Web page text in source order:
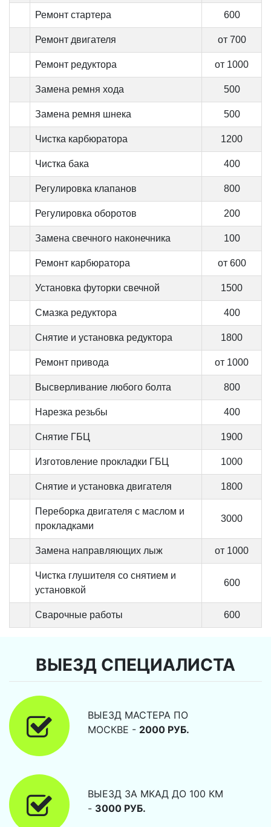
Ремонт стартера 600
Ремонт двигателя от 700
Ремонт редуктора от 1000
Замена ремня хода 500
Замена ремня шнека 500
Чистка карбюратора 1200
Чистка бака 400
Регулировка клапанов 800
Регулировка оборотов 200
Замена свечного наконечника 100
Ремонт карбюратора от 600
Установка футорки свечной 1500
Смазка редуктора 400
Снятие и установка редуктора 1800
Ремонт привода от 1000
Высверливание любого болта 800
Нарезка резьбы 400
Снятие ГБЦ 1900
Изготовление прокладки ГБЦ 1000
Снятие и установка двигателя 1800
Переборка двигателя с маслом и
прокладками
3000
Замена направляющих лыж от 1000
Чистка глушителя со снятием и
установкой
600
Сварочные работы 600
ВЫЕЗД СПЕЦИАЛИСТА
ВЫЕЗД МАСТЕРА ПО
МОСКВЕ - 2000 РУБ.
ВЫЕЗД ЗА МКАД ДО 100 КМ
- 3000 РУБ.